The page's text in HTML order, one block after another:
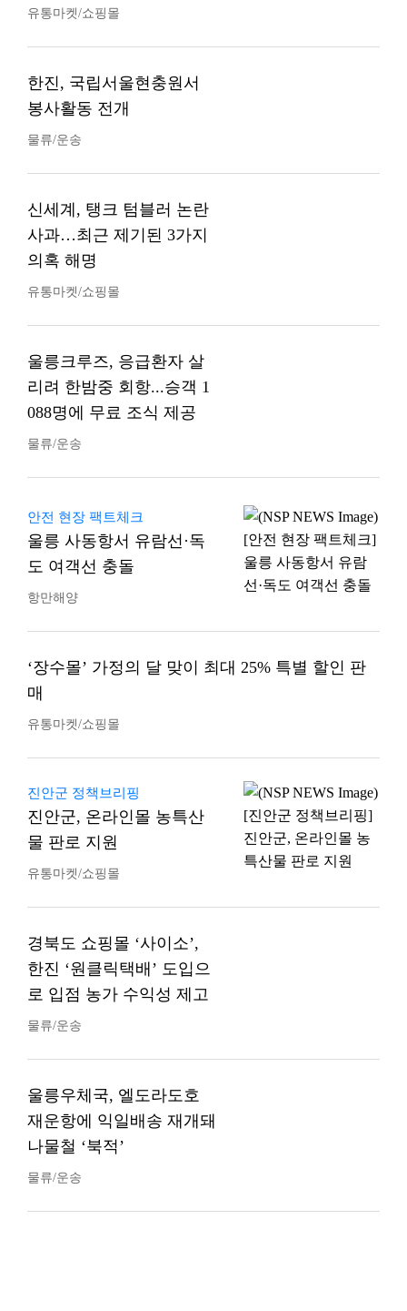
유통마켓/쇼핑몰
한진, 국립서울현충원서
봉사활동 전개
물류/운송
신세계, 탱크 텀블러 논란
사과…최근 제기된 3가지
의혹 해명
유통마켓/쇼핑몰
울릉크루즈, 응급환자 살
리려 한밤중 회항...승객 1
088명에 무료 조식 제공
물류/운송
안전 현장 팩트체크
울릉 사동항서 유람선·독
도 여객선 충돌
항만해양
‘장수몰’ 가정의 달 맞이 최대 25% 특별 할인 판
매
유통마켓/쇼핑몰
진안군 정책브리핑
진안군, 온라인몰 농특산
물 판로 지원
유통마켓/쇼핑몰
경북도 쇼핑몰 ‘사이소’,
한진 ‘원클릭택배’ 도입으
로 입점 농가 수익성 제고
물류/운송
울릉우체국, 엘도라도호
재운항에 익일배송 재개돼
나물철 ‘북적’
물류/운송